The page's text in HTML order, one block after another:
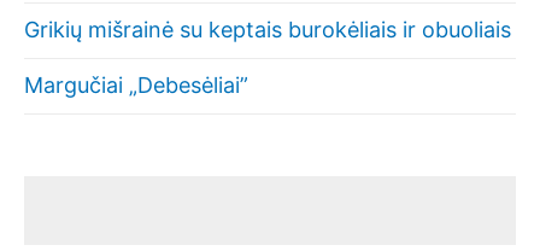
Grikių mišrainė su keptais burokėliais ir obuoliais
Margučiai „Debesėliai”